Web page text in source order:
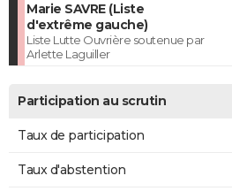
Marie SAVRE (Liste
d'extrême gauche)
Liste Lutte Ouvrière soutenue par
Arlette Laguiller
Participation au scrutin
Taux de participation
Taux d'abstention